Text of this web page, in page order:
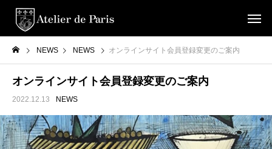
NEWS NEWS オンラインサイト会員登録変更のご案内
オンラインサイト会員登録変更のご案内
2022.12.13 NEWS